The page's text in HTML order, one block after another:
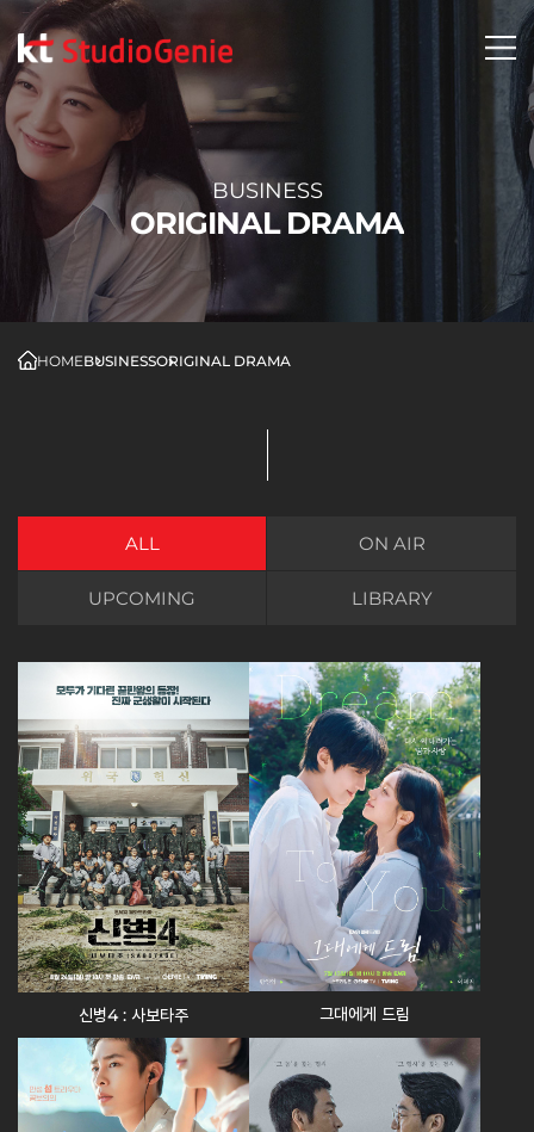
HOMEBUSINESSORIGINAL DRAMA
BUSINESS
ORIGINAL DRAMA
ALL ON AIR
UPCOMING LIBRARY
신병4 : 사보타주 그대에게 드림